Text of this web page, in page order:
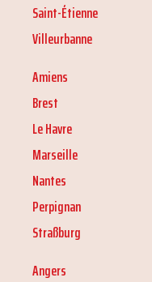
Saint-Étienne
Villeurbanne
Amiens
Brest
Le Havre
Marseille
Nantes
Perpignan
Straßburg
Angers